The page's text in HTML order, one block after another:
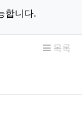
합니다.
목록